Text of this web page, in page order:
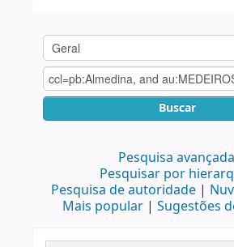
Buscar
Pesquisa avançada
Pesquisar por
Pesquisa de autoridade
Mais popular
Sugestões